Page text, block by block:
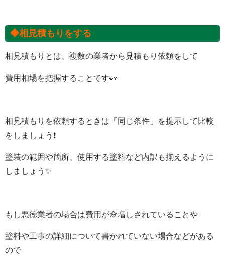
◆相 見積もりをする
相見積もりとは、 複数の業者から見積もり依頼をして
費用相場を把握することです👀
相見積もりを依頼するときは 「同じ条件」
を提示して比較
をしましょう❗
塗装の範囲や箇所、使用する塗料など内訳も揃えるように
しましょう ✨
もし悪徳業者の場合は費用が傘増しされていることや
塗料や工事の詳細について書かれていない場合などがある
ので